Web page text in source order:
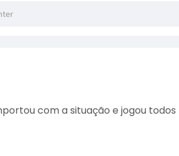
com a situação e jogou todos